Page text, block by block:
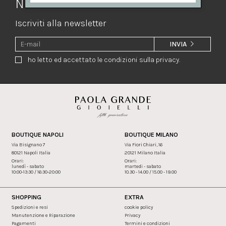
Newsletter
Iscriviti alla newsletter
ho letto ed accettato le condizioni sulla privacy.
INVIA
BOUTIQUE NAPOLI
Via Bisignano 7
80121 Napoli Italia
Orari:
lunedì - sabato
10:00-13:30 / 16:30-20:00
BOUTIQUE MILANO
Via Fiori Chiari, 16
20121 Milano Italia
Orari:
martedi - sabato
10.30 - 14.00 / 15.00 - 19.00
SHOPPING
Spedizioni e resi
Manutenzione e Riparazione
Pagamenti
EXTRA
cookie policy
Privacy
Termini e condizioni